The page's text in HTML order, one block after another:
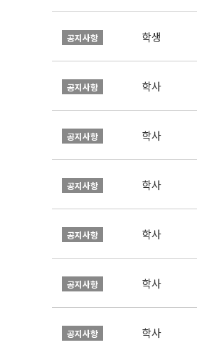
공지사항 학생
공지사항 학사
공지사항 학사
공지사항 학사
공지사항 학사
공지사항 학사
공지사항 학사